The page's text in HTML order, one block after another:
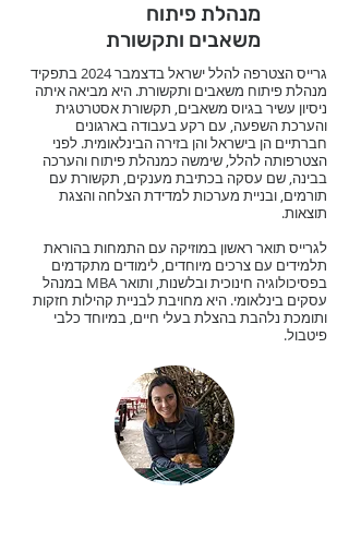
מנהלת פיתוח
משאבים ותקשורת
גרייס הצטרפה להלל ישראל בדצמבר 2024 בתפקיד
מנהלת פיתוח משאבים ותקשורת. היא מביאה איתה
ניסיון עשיר בגיוס משאבים, תקשורת אסטרטגית
והערכת השפעה, עם רקע בעבודה בארגונים
חברתיים הן בישראל והן בזירה הבינלאומית. לפני
הצטרפותה להלל, שימשה כמנהלת פיתוח והערכה
בבינה, שם עסקה בכתיבת מענקים, תקשורת עם
תורמים, ובניית מערכות למדידת הצלחה והצגת
תוצאות.
לגרייס תואר ראשון במוזיקה עם התמחות בהוראת
תלמידים עם צרכים מיוחדים, לימודים מתקדמים
בפסיכולוגיה חינוכית ובלשנות, ותואר MBA במנהל
עסקים בינלאומי. היא מחויבת לבניית קהילות חזקות
ותומכת נלהבת בהצלת בעלי חיים, במיוחד כלבי
פיטבול.